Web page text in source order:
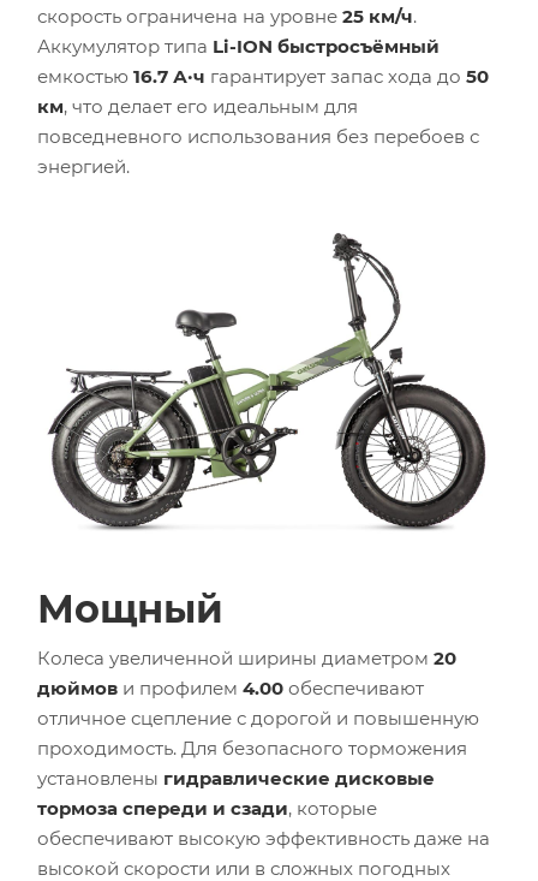
скорость ограничена на уровне 25 км/ч.
Аккумулятор типа Li-ION быстросъёмный
емкостью 16.7 А·ч гарантирует запас хода до 50
км, что делает его идеальным для
повседневного использования без перебоев с
энергией.
Мощный
Колеса увеличенной ширины диаметром 20
дюймов и профилем 4.00 обеспечивают
отличное сцепление с дорогой и повышенную
проходимость. Для безопасного торможения
установлены гидравлические дисковые
тормоза спереди и сзади, которые
обеспечивают высокую эффективность даже на
высокой скорости или в сложных погодных